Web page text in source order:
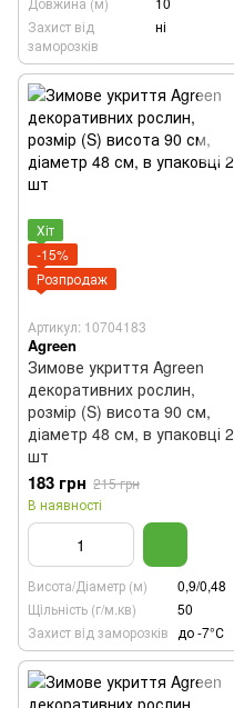
Захист від
заморозків
ні
Хіт
-15%
Розпродаж
Артикул: 10704183
Agreen
Зимове укриття Agreen
декоративних рослин,
розмір (S) висота 90 см,
діаметр 48 см, в упаковці 2
шт
183 грн 215 грн
В наявності
Висота/Діаметр (м)
0,9/0,48
Щiльність (г/м.кв)
50
Захист вiд заморозків до -7°С